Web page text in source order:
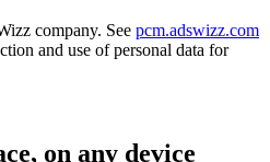
company. See pcm.adswizz.com
and use of personal data for
on any device